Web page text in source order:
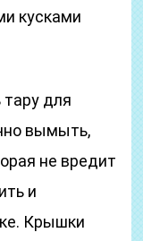
кусками
тару для
вымыть,
не вредит
и
Крышки